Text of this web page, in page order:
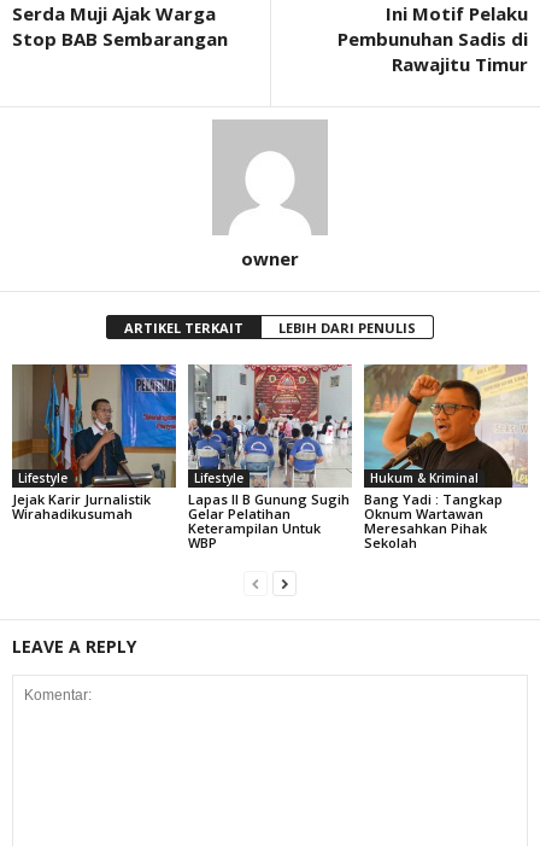
Serda Muji Ajak Warga
Stop BAB Sembarangan
Ini Motif Pelaku
Pembunuhan Sadis di
Rawajitu Timur
owner
ARTIKEL TERKAIT LEBIH DARI PENULIS
Lifestyle
Jejak Karir Jurnalistik
Wirahadikusumah
Lifestyle
Lapas II B Gunung Sugih
Gelar Pelatihan
Keterampilan Untuk
WBP
Hukum & Kriminal
Bang Yadi : Tangkap
Oknum Wartawan
Meresahkan Pihak
Sekolah
LEAVE A REPLY